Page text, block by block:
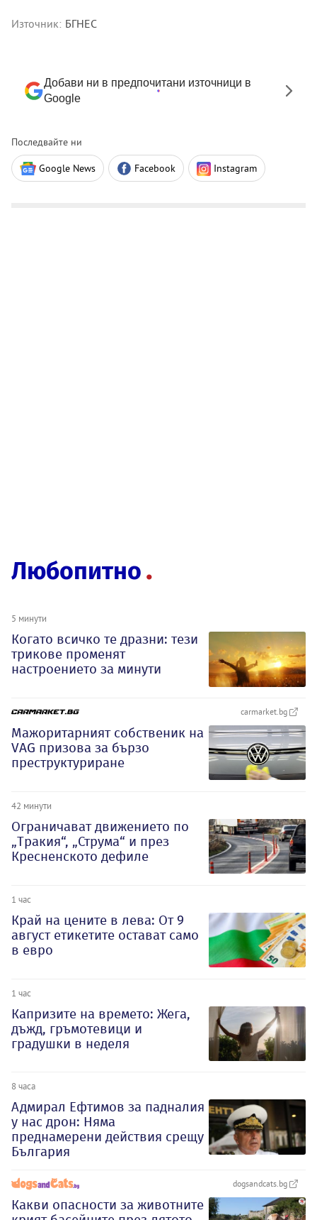
Източник: БГНЕС
Добави ни в предпочитани източници в
Google
Последвайте ни
Google News Facebook Instagram
Любопитно
5 минути
Когато всичко те дразни: тези
трикове променят
настроението за минути
carmarket.bg
Мажоритарният собственик на
VAG призова за бързо
преструктуриране
42 минути
Ограничават движението по
„Тракия“, „Струма“ и през
Кресненското дефиле
1 час
Край на цените в лева: От 9
август етикетите остават само
в евро
1 час
Капризите на времето: Жега,
дъжд, гръмотевици и
градушки в неделя
8 часа
Адмирал Ефтимов за падналия
у нас дрон: Няма
преднамерени действия срещу
България
dogsandcats.bg
Какви опасности за животните